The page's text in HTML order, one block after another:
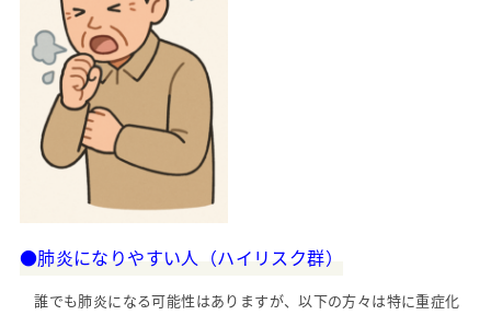
●肺炎になりやすい人（ハイリスク群）
誰でも肺炎になる可能性はありますが、以下の方々は特に重症化